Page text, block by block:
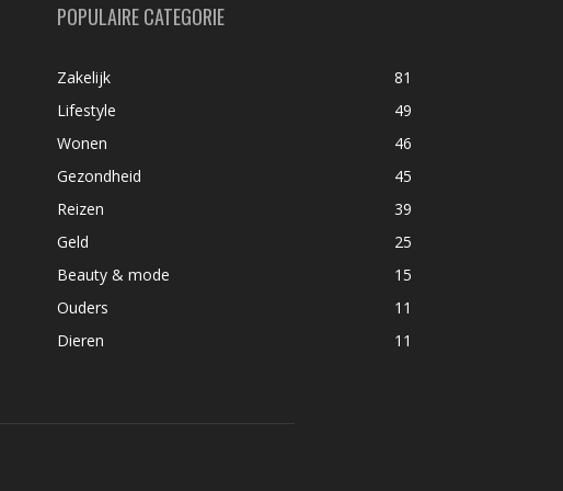
POPULAIRE CATEGORIE
Zakelijk
81
Lifestyle
49
Wonen
46
Gezondheid
45
Reizen
39
Geld
25
Beauty & mode
15
Ouders
11
Dieren
11